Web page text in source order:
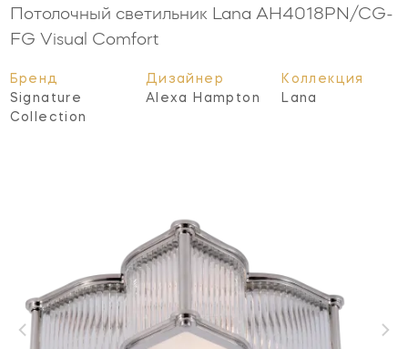
Потолочный светильник Lana AH4018PN/CG-
FG Visual Comfort
Бренд
Signature
Collection
Дизайнер
Alexa Hampton
Коллекция
Lana